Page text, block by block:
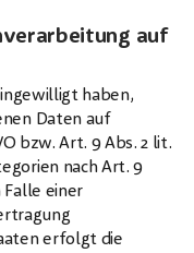
auf
haben,
Daten auf
bzw. Art. 9 Abs. 2 lit.
nach Art. 9
Falle einer
erfolgt die